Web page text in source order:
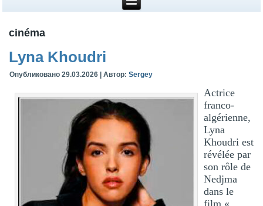
cinéma
Lyna Khoudri
Опубликовано 29.03.2026 |Автор: Sergey
Actrice
franco-
algérienne,
Lyna
Khoudri est
révélée par
son rôle de
Nedjma
dans le
film «